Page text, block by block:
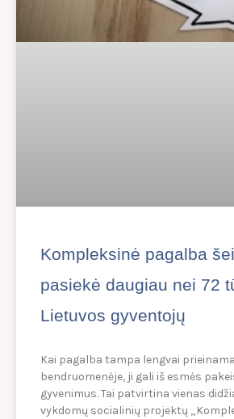
Kompleksinė pagalba
pasiekė daugiau nei 72
Lietuvos gyventojų
Kai pagalba tampa lengvai prieinama
bendruomenėje, ji gali iš esmės
gyvenimus. Tai patvirtina vienas
vykdomų socialinių projektų